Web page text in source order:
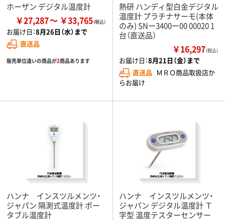
ホーザン デジタル温度計
￥27,287 ￥33,765
お届け日：8月26日（水）まで
直送品
販売単位違いの商品が2商品あります
熱研 ハンディ型白金デジタル
温度計 プラチナサーモ(本体
のみ) SNー3400ー00 00020 1
台（直送品）
￥16,297（税込）
お届け日：8月21日（金）まで
直送品 ＭＲＯ商品取扱店か
らお届け
ハンナ インスツルメンツ・
ジャパン 隔測式温度計 ポー
タブル温度計
ハンナ インスツルメンツ・
ジャパン デジタル温度計 Ｔ
字型 温度テスターセンサー